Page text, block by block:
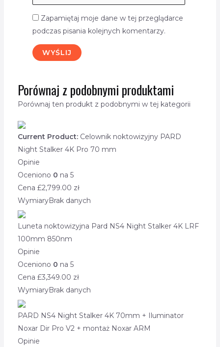
Zapamiętaj moje dane w tej przeglądarce
podczas pisania kolejnych komentarzy.
Porównaj z podobnymi produktami
Porównaj ten produkt z podobnymi w tej kategorii
Current Product: Celownik noktowizyjny PARD
Night Stalker 4K Pro 70 mm
Opinie
Oceniono 0 na 5
Cena £2,799.00 zł
WymiaryBrak danych
Luneta noktowizyjna Pard NS4 Night Stalker 4K LRF
100mm 850nm
Opinie
Oceniono 0 na 5
Cena £3,349.00 zł
WymiaryBrak danych
PARD NS4 Night Stalker 4K 70mm + Iluminator
Noxar Dir Pro V2 + montaż Noxar ARM
Opinie